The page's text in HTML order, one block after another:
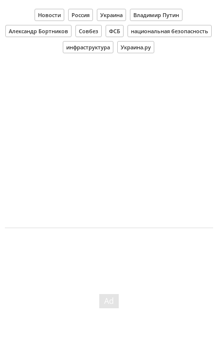
Новости Россия Украина Владимир Путин
Александр Бортников Совбез ФСБ национальная безопасность
инфраструктура Украина.ру